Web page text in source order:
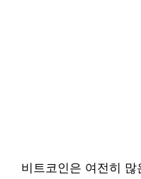
비트코인은 여전히